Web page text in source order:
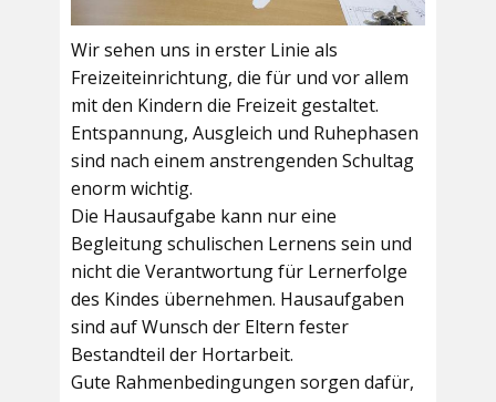
Wir sehen uns in erster Linie als
Freizeiteinrichtung, die für und vor allem
mit den Kindern die Freizeit gestaltet.
Entspannung, Ausgleich und Ruhephasen
sind nach einem anstrengenden Schultag
enorm wichtig.
Die Hausaufgabe kann nur eine
Begleitung schulischen Lernens sein und
nicht die Verantwortung für Lernerfolge
des Kindes übernehmen. Hausaufgaben
sind auf Wunsch der Eltern fester
Bestandteil der Hortarbeit.
Gute Rahmenbedingungen sorgen dafür,